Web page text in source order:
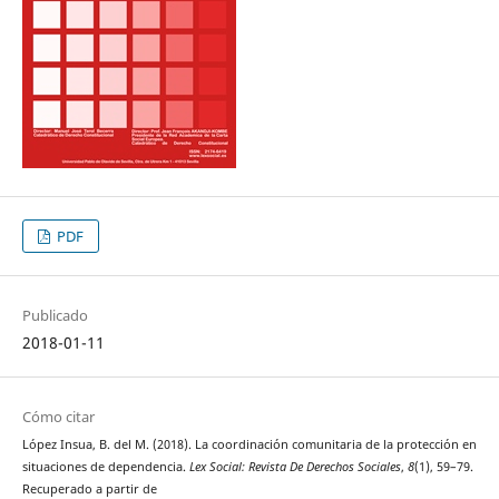
PDF
Publicado
2018-01-11
Cómo citar
López Insua, B. del M. (2018). La coordinación comunitaria de la protección en
situaciones de dependencia. Lex Social: Revista De Derechos Sociales, 8(1), 59–79.
Recuperado a partir de